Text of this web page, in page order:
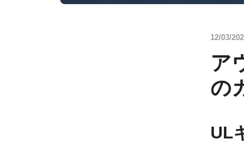
12/03/
ア
の
UL